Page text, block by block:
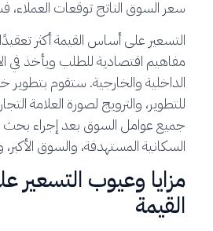
سعر السوق الناتج توقعات العملاء،
التسعير على أساس القيمة أكثر
مفاهيم اقتصادية للطلب ويأخذ في
الداخلية والخارجية. ستقوم بتطوير
للتطوير، والترويج لصورة العلامة
جميع عوامل السوق بعد إجراء بحث
السكانية المستهدفة، والسوق الأكبر،
مزايا وعيوب التسعير
القيمة